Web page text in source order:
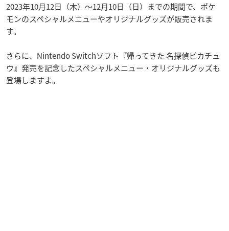
2023年10月12日（木）〜12月10日（日）までの期間で、ポケ
モンのスペシャルメニューやオリジナルグッズが販売されま
す。
さらに、Nintendo Switchソフト『帰ってきた 名探偵ピカチュ
ウ』発売を記念したスペシャルメニュー・オリジナルグッズも
登場しますよ。